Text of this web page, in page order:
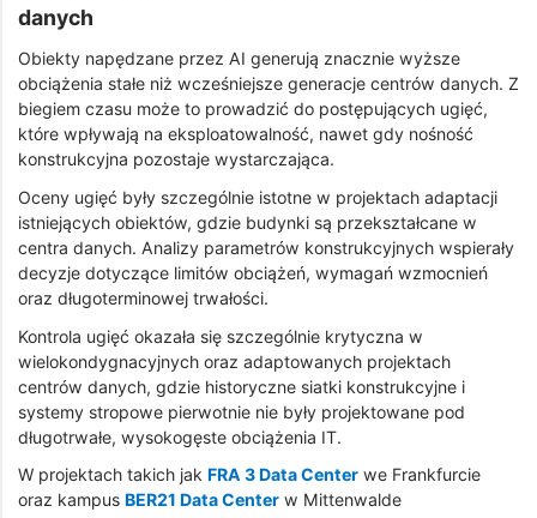
danych
Obiekty napędzane przez AI generują znacznie wyższe
obciążenia stałe niż wcześniejsze generacje centrów danych. Z
biegiem czasu może to prowadzić do postępujących ugięć,
które wpływają na eksploatowalność, nawet gdy nośność
konstrukcyjna pozostaje wystarczająca.
Oceny ugięć były szczególnie istotne w projektach adaptacji
istniejących obiektów, gdzie budynki są przekształcane w
centra danych. Analizy parametrów konstrukcyjnych wspierały
decyzje dotyczące limitów obciążeń, wymagań wzmocnień
oraz długoterminowej trwałości.
Kontrola ugięć okazała się szczególnie krytyczna w
wielokondygnacyjnych oraz adaptowanych projektach
centrów danych, gdzie historyczne siatki konstrukcyjne i
systemy stropowe pierwotnie nie były projektowane pod
długotrwałe, wysokogęste obciążenia IT.
W projektach takich jak FRA 3 Data Center we Frankfurcie
oraz kampus BER21 Data Center w Mittenwalde